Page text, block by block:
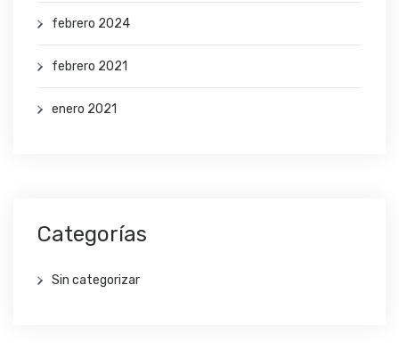
febrero 2024
febrero 2021
enero 2021
Categorías
Sin categorizar